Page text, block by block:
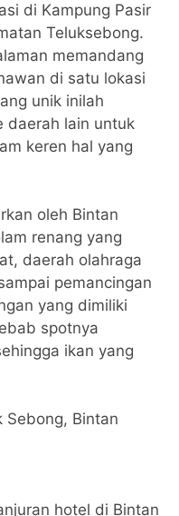
di Kampung Pasir
Teluksebong.
memandang
di satu lokasi
unik inilah
daerah lain untuk
keren hal yang
oleh Bintan
renang yang
daerah olahraga
pemancingan
yang dimiliki
spotnya
ikan yang
Sebong, Bintan
hotel di Bintan